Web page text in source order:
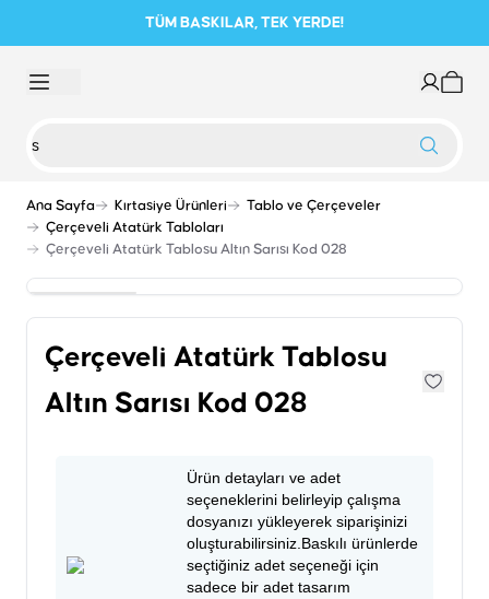
TÜM BASKILAR, TEK YERDE!
Ana Sayfa Kırtasiye Ürünleri
Tablo ve Çerçeveler
Çerçeveli Atatürk Tabloları
Çerçeveli Atatürk Tablosu Altın Sarısı Kod 028
Çerçeveli Atatürk Tablosu
Altın Sarısı Kod 028
Ürün detayları ve adet
seçeneklerini belirleyip çalışma
dosyanızı yükleyerek siparişinizi
oluşturabilirsiniz.Baskılı ürünlerde
seçtiğiniz adet seçeneği için
sadece bir adet tasarım